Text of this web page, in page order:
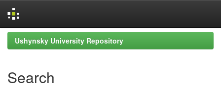
Skip
navigation
Ushynsky University Repository
Search